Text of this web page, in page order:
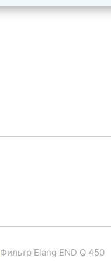
Фильтр Elang END Q 450